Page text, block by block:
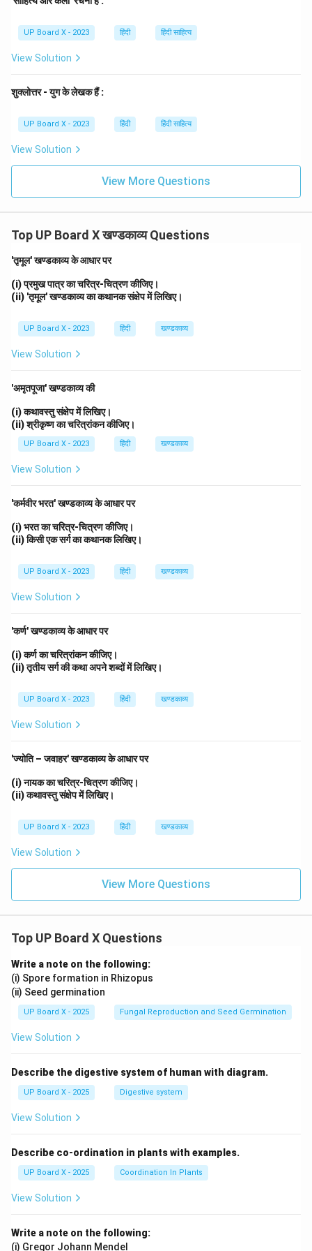
UP Board X - 2023 हिंदी हिंदी साहित्य
View Solution
शुक्लोत्तर - युग के लेखक हैं :
UP Board X - 2023 हिंदी हिंदी साहित्य
View Solution
View More Questions
Top UP Board X खण्डकाव्य Questions
'तृमूल' खण्डकाव्य के आधार पर
(i) प्रमुख पात्र का चरित्र-चित्रण कीजिए।
(ii) 'तृमूल' खण्डकाव्य का कथानक संक्षेप में लिखिए।
UP Board X - 2023 हिंदी खण्डकाव्य
View Solution
'अमृतपूजा' खण्डकाव्य की
(i) कथावस्तु संक्षेप में लिखिए।
(ii) श्रीकृष्ण का चरित्रांकन कीजिए।
UP Board X - 2023 हिंदी खण्डकाव्य
View Solution
'कर्मवीर भरत' खण्डकाव्य के आधार पर
(i) भरत का चरित्र-चित्रण कीजिए।
(ii) किसी एक सर्ग का कथानक लिखिए।
UP Board X - 2023 हिंदी खण्डकाव्य
View Solution
'कर्ण' खण्डकाव्य के आधार पर
(i) कर्ण का चरित्रांकन कीजिए।
(ii) तृतीय सर्ग की कथा अपने शब्दों में लिखिए।
UP Board X - 2023 हिंदी खण्डकाव्य
View Solution
'ज्योति – जवाहर' खण्डकाव्य के आधार पर
(i) नायक का चरित्र-चित्रण कीजिए।
(ii) कथावस्तु संक्षेप में लिखिए।
UP Board X - 2023 हिंदी खण्डकाव्य
View Solution
View More Questions
Top UP Board X Questions
Write a note on the following:
(i) Spore formation in Rhizopus
(ii) Seed germination
UP Board X - 2025 Fungal Reproduction and Seed Germination
View Solution
Describe the digestive system of human with diagram.
UP Board X - 2025 Digestive system
View Solution
Describe co-ordination in plants with examples.
UP Board X - 2025 Coordination In Plants
View Solution
Write a note on the following:
(i) Gregor Johann Mendel